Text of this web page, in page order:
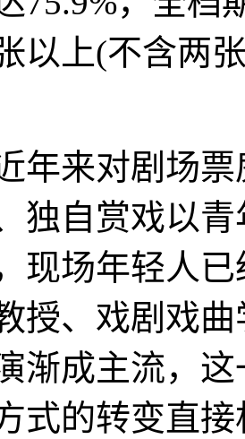
以上(不含两
来对剧场票
独自赏戏以
现场年轻人
授、戏剧戏
渐成主流，
式的转变直